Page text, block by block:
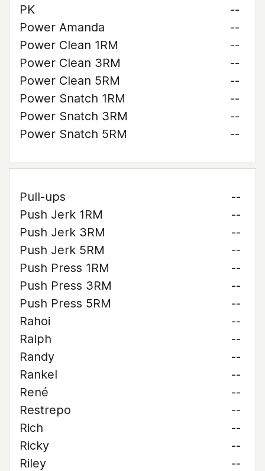
PK
--
Power Amanda
--
Power Clean 1RM
--
Power Clean 3RM
--
Power Clean 5RM
--
Power Snatch 1RM
--
Power Snatch 3RM
--
Power Snatch 5RM
--
Pull-ups
--
Push Jerk 1RM
--
Push Jerk 3RM
--
Push Jerk 5RM
--
Push Press 1RM
--
Push Press 3RM
--
Push Press 5RM
--
Rahoi
--
Ralph
--
Randy
--
Rankel
--
René
--
Restrepo
--
Rich
--
Ricky
--
Riley
--